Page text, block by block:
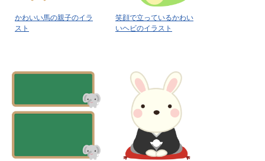
かわいい馬の親子のイラ
スト
笑顔で立っているかわい
いヘビのイラスト